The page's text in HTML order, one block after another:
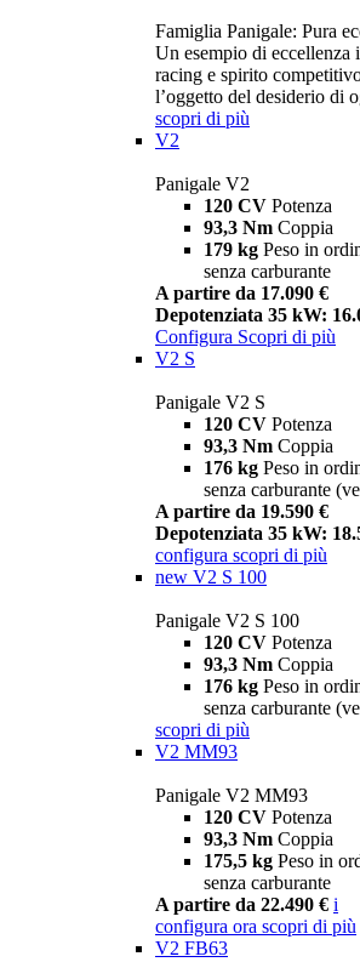
Famiglia Panigale: Pura
Un esempio di
racing e spirito
l’oggetto del desiderio di
scopri di più
V2
Panigale V2
120 CV Potenza
93,3 Nm Coppia
179 kg Peso in
senza carburante
A partire da 17.090 €
Depotenziata 35 kW:
Configura Scopri di più
V2 S
Panigale V2 S
120 CV Potenza
93,3 Nm Coppia
176 kg Peso in
senza carburante
A partire da 19.590 €
Depotenziata 35 kW:
configura scopri di più
new V2 S 100
Panigale V2 S 100
120 CV Potenza
93,3 Nm Coppia
176 kg Peso in
senza carburante
scopri di più
V2 MM93
Panigale V2 MM93
120 CV Potenza
93,3 Nm Coppia
175,5 kg Peso in
senza carburante
A partire da 22.490 € i
configura ora scopri di più
V2 FB63